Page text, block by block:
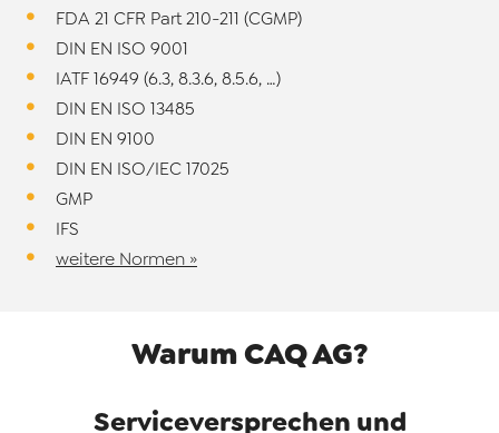
FDA 21 CFR Part 210-211 (CGMP)
DIN EN ISO 9001
IATF 16949 (6.3, 8.3.6, 8.5.6, …)
DIN EN ISO 13485
DIN EN 9100
DIN EN ISO/IEC 17025
GMP
IFS
weitere Normen »
Warum CAQ AG?
Serviceversprechen und